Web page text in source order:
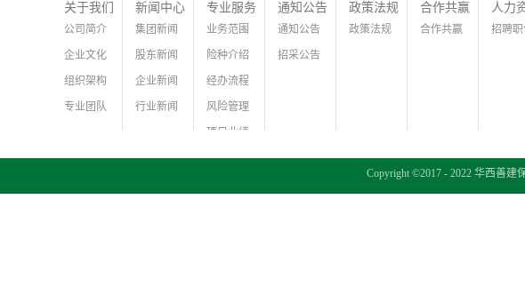
关于我们
公司简介
企业文化
组织架构
专业团队
新闻中心
集团新闻
股东新闻
企业新闻
行业新闻
专业服务
业务范围
险种介绍
经办流程
风险管理
项目业绩
通知公告
通知公告
招采公告
政策法规
政策法规
合作共赢
合作共赢
人力
招聘
Copyright ©2017 - 2022 华西善建
犀牛云提供企业云服务